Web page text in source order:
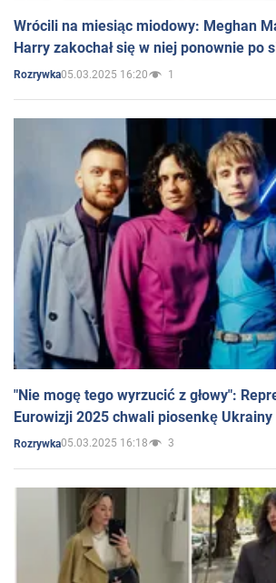
Wrócili na miesiąc miodowy: Meghan
Harry zakochał się w niej ponownie po
Rozrywka05.03.2025 16:20 1
"Nie mogę tego wyrzucić z głowy":
Eurowizji 2025 chwali piosenkę Ukrainy
Rozrywka05.03.2025 16:18 3